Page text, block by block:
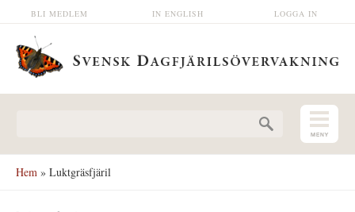
Hoppa till huvudinnehåll LOGGA IN
IN ENGLISH
BLI MEDLEM
Hem » Luktgräsfjäril